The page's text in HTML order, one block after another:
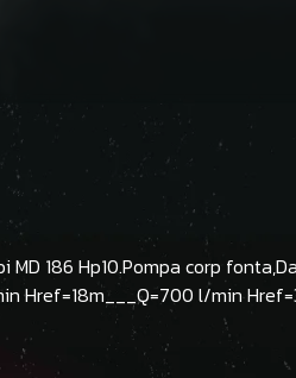
MD 186 Hp10.Pompa corp
Href=18m___Q=700 l/min